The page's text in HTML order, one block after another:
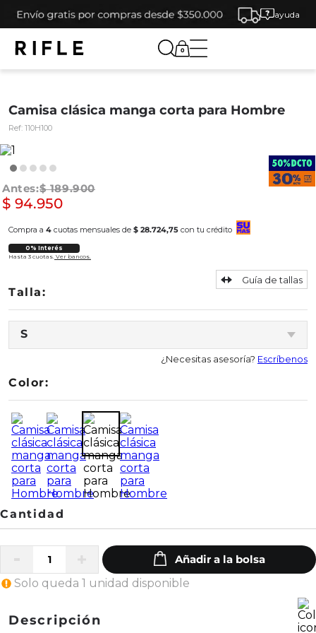
ayuda
0
Camisa clásica manga corta para Hombre
Ref: 110H100
$ 189.900
$ 94.950
Compra a 4 cuotas mensuales de $ 28.724,75 con tu crédito
0% Interés
Hasta 3 cuotas. Ver bancos.
S
Guía de tallas
¿Necesitas asesoría? Escríbenos
Color:
Solo queda 1 unidad disponible
Descripción